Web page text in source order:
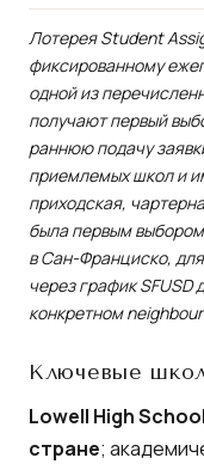
Лотерея Student
фиксированному
одной из
получают первый
раннюю подачу
приемлемых школ и
приходская,
была первым
в Сан-Франциско,
через график SFUSD
конкретном
Ключевые
Lowell High School
стране;